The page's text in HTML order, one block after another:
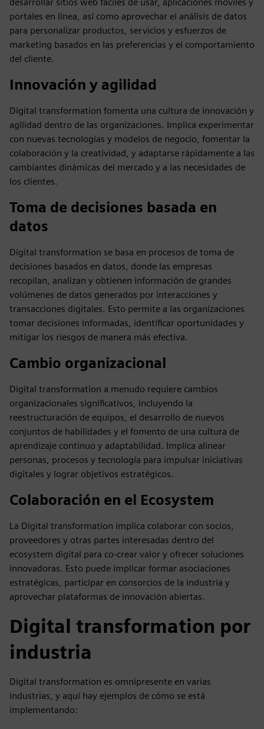
portales en línea, así como aprovechar el análisis de datos
para personalizar productos, servicios y esfuerzos de
marketing basados en las preferencias y el comportamiento
del cliente.
Innovación y agilidad
Digital transformation fomenta una cultura de innovación y
agilidad dentro de las organizaciones. Implica experimentar
con nuevas tecnologías y modelos de negocio, fomentar la
colaboración y la creatividad, y adaptarse rápidamente a las
cambiantes dinámicas del mercado y a las necesidades de
los clientes.
Toma de decisiones basada en
datos
Digital transformation se basa en procesos de toma de
decisiones basados en datos, donde las empresas
recopilan, analizan y obtienen información de grandes
volúmenes de datos generados por interacciones y
transacciones digitales. Esto permite a las organizaciones
tomar decisiones informadas, identificar oportunidades y
mitigar los riesgos de manera más efectiva.
Cambio organizacional
Digital transformation a menudo requiere cambios
organizacionales significativos, incluyendo la
reestructuración de equipos, el desarrollo de nuevos
conjuntos de habilidades y el fomento de una cultura de
aprendizaje continuo y adaptabilidad. Implica alinear
personas, procesos y tecnología para impulsar iniciativas
digitales y lograr objetivos estratégicos.
Colaboración en el Ecosystem
La Digital transformation implica colaborar con socios,
proveedores y otras partes interesadas dentro del
ecosystem digital para co-crear valor y ofrecer soluciones
innovadoras. Esto puede implicar formar asociaciones
estratégicas, participar en consorcios de la industria y
aprovechar plataformas de innovación abiertas.
Digital transformation por
industria
Digital transformation es omnipresente en varias
industrias, y aquí hay ejemplos de cómo se está
implementando: